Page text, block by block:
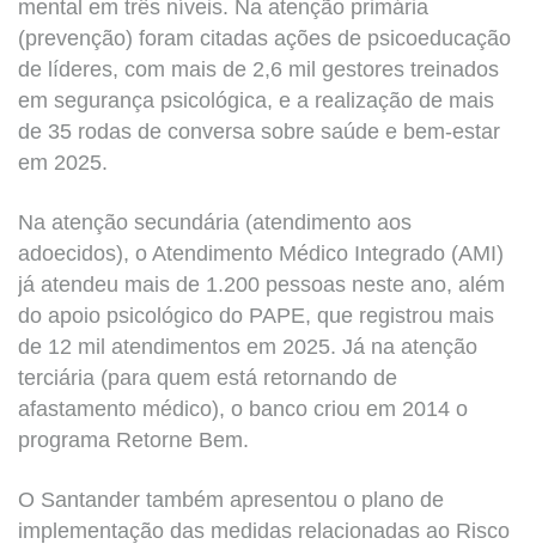
mental em três níveis. Na atenção primária
(prevenção) foram citadas ações de psicoeducação
de líderes, com mais de 2,6 mil gestores treinados
em segurança psicológica, e a realização de mais
de 35 rodas de conversa sobre saúde e bem-estar
em 2025.
Na atenção secundária (atendimento aos
adoecidos), o Atendimento Médico Integrado (AMI)
já atendeu mais de 1.200 pessoas neste ano, além
do apoio psicológico do PAPE, que registrou mais
de 12 mil atendimentos em 2025. Já na atenção
terciária (para quem está retornando de
afastamento médico), o banco criou em 2014 o
programa Retorne Bem.
O Santander também apresentou o plano de
implementação das medidas relacionadas ao Risco